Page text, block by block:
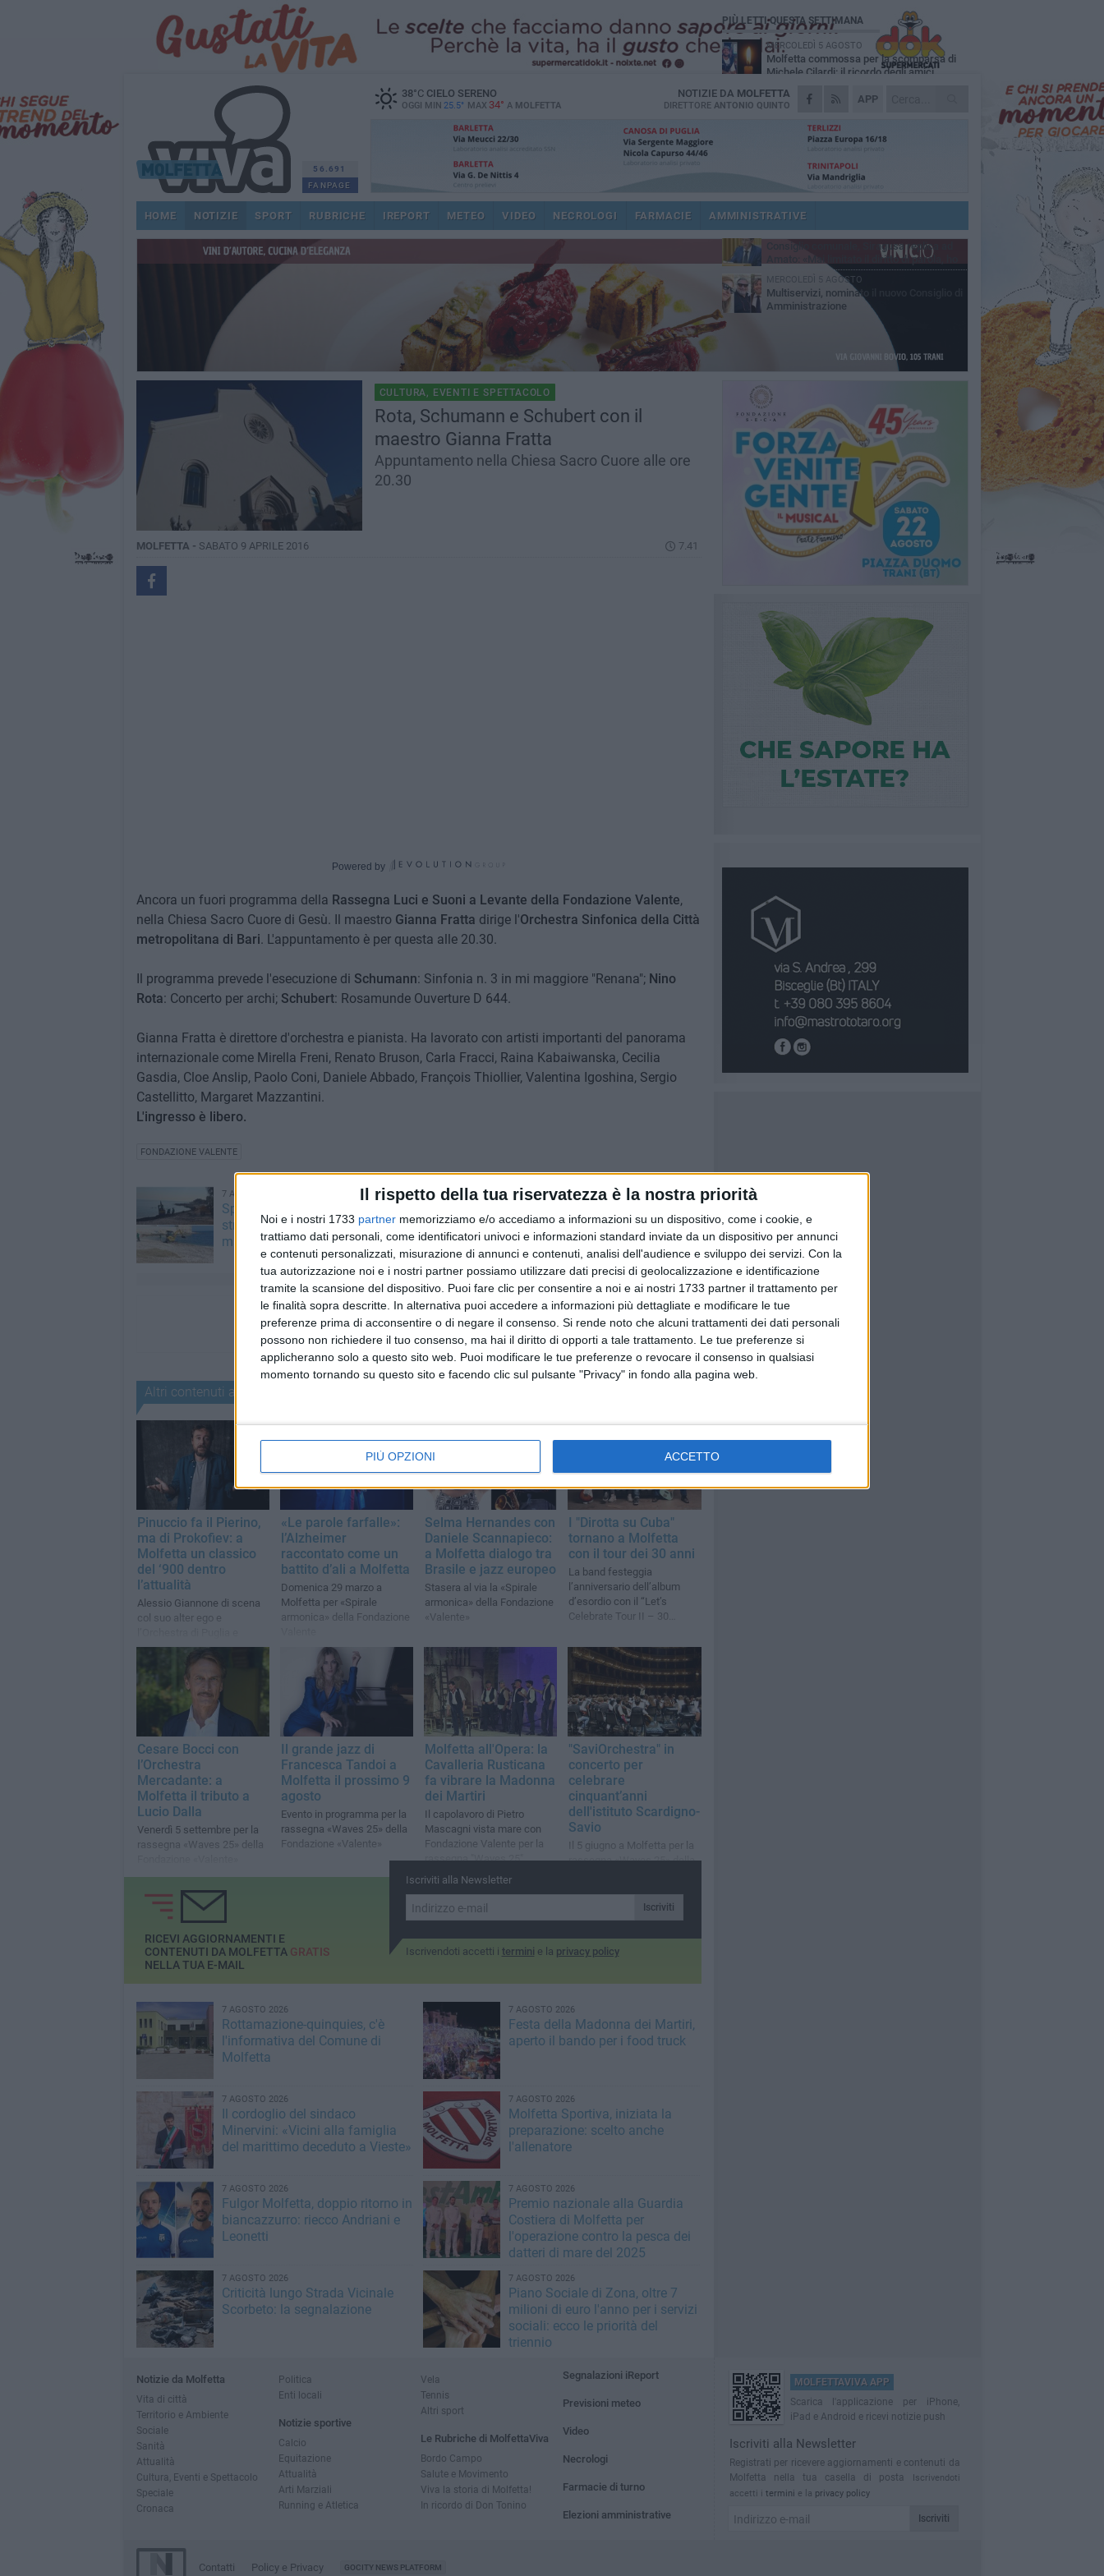
Il rispetto della tua riservatezza è la nostra priorità
Noi e i nostri 1733 partner memorizziamo e/o accediamo a informazioni su un dispositivo, come i cookie, e
trattiamo dati personali, come identificatori univoci e informazioni standard inviate da un dispositivo per annunci
e contenuti personalizzati, misurazione di annunci e contenuti, analisi dell'audience e sviluppo dei servizi. Con la
tua autorizzazione noi e i nostri partner possiamo utilizzare dati precisi di geolocalizzazione e identificazione
tramite la scansione del dispositivo. Puoi fare clic per consentire a noi e ai nostri 1733 partner il trattamento per
le finalità sopra descritte. In alternativa puoi accedere a informazioni più dettagliate e modificare le tue
preferenze prima di acconsentire o di negare il consenso. Si rende noto che alcuni trattamenti dei dati personali
possono non richiedere il tuo consenso, ma hai il diritto di opporti a tale trattamento. Le tue preferenze si
applicheranno solo a questo sito web. Puoi modificare le tue preferenze o revocare il consenso in qualsiasi
momento tornando su questo sito e facendo clic sul pulsante "Privacy" in fondo alla pagina web.
PIÙ OPZIONI ACCETTO
56.691
FANPAGE
38°CCIELO SERENO
OGGI MIN 25.5° MAX 34° A MOLFETTA
APP
NOTIZIE DA MOLFETTA
DIRETTORE ANTONIO QUINTO
HOME NOTIZIE SPORT RUBRICHE IREPORT METEO VIDEO NECROLOGI FARMACIE AMMINISTRATIVE
CULTURA, EVENTI E SPETTACOLO
Rota, Schumann e Schubert con il
maestro Gianna Fratta
Appuntamento nella Chiesa Sacro Cuore alle ore
20.30
MOLFETTA - SABATO 9 APRILE 2016 7.41
Powered by
Ancora un fuori programma della Rassegna Luci e Suoni a Levante della Fondazione Valente,
nella Chiesa Sacro Cuore di Gesù. Il maestro Gianna Fratta dirige l'Orchestra Sinfonica della Città
metropolitana di Bari. L'appuntamento è per questa alle 20.30.
Il programma prevede l'esecuzione di Schumann: Sinfonia n. 3 in mi maggiore "Renana"; Nino
Rota: Concerto per archi; Schubert: Rosamunde Ouverture D 644.
Gianna Fratta è direttore d'orchestra e pianista. Ha lavorato con artisti importanti del panorama
internazionale come Mirella Freni, Renato Bruson, Carla Fracci, Raina Kabaiwanska, Cecilia
Gasdia, Cloe Anslip, Paolo Coni, Daniele Abbado, François Thiollier, Valentina Igoshina, Sergio
Castellitto, Margaret Mazzantini.
L'ingresso è libero.
FONDAZIONE VALENTE
7 AGOSTO 2026
Spiagge libere, via alla pulizia
straordinaria a Molfetta dopo le
mareggiate
7 AGOSTO 2026
spessore: arrivano i molfettesi
Roselli, Cirillo e Caputi
Altri contenuti a tema
Pinuccio fa il Pierino,
ma di Prokofiev: a
Molfetta un classico
del ‘900 dentro
l’attualità
Alessio Giannone di scena
col suo alter ego e
Basilicata
«Le parole farfalle»:
l’Alzheimer
raccontato come un
battito d’ali a Molfetta
Domenica 29 marzo a
Molfetta per «Spirale
armonica» della Fondazione
Selma Hernandes con
Daniele Scannapieco:
a Molfetta dialogo tra
Brasile e jazz europeo
Stasera al via la «Spirale
armonica» della Fondazione
«Valente»
I "Dirotta su Cuba"
tornano a Molfetta
con il tour dei 30 anni
La band festeggia
l’anniversario dell’album
d’esordio con il “Let’s
Celebrate Tour II – 30
Cesare Bocci con
l’Orchestra
Mercadante: a
Molfetta il tributo a
Lucio Dalla
Venerdì 5 settembre per la
rassegna «Waves 25» della
Il grande jazz di
Francesca Tandoi a
Molfetta il prossimo 9
agosto
Evento in programma per la
rassegna «Waves 25» della
Fondazione «Valente»
Molfetta all'Opera: la
Cavalleria Rusticana
fa vibrare la Madonna
dei Martiri
Il capolavoro di Pietro
Mascagni vista mare con
Fondazione Valente per la
rassegna "Waves 25"
"SaviOrchestra" in
concerto per
celebrare
cinquant’anni
dell'istituto Scardigno-
Savio
Il 5 giugno a Molfetta per la
rassegna «Waves 25» della
Iscriviti alla Newsletter
Iscriviti
Iscrivendoti accetti i termini e la privacy policy
RICEVI AGGIORNAMENTI E
CONTENUTI DA MOLFETTA GRATIS
NELLA TUA E-MAIL
7 AGOSTO 2026
Rottamazione-quinquies, c'è
l'informativa del Comune di
Molfetta
7 AGOSTO 2026
Festa della Madonna dei Martiri,
aperto il bando per i food truck
7 AGOSTO 2026
Il cordoglio del sindaco
Minervini: «Vicini alla famiglia
del marittimo deceduto a Vieste»
7 AGOSTO 2026
Molfetta Sportiva, iniziata la
preparazione: scelto anche
l'allenatore
7 AGOSTO 2026
Fulgor Molfetta, doppio ritorno in
biancazzurro: riecco Andriani e
Leonetti
7 AGOSTO 2026
Premio nazionale alla Guardia
Costiera di Molfetta per
l'operazione contro la pesca dei
datteri di mare del 2025
7 AGOSTO 2026
Criticità lungo Strada Vicinale
Scorbeto: la segnalazione
7 AGOSTO 2026
Piano Sociale di Zona, oltre 7
milioni di euro l'anno per i servizi
sociali: ecco le priorità del
triennio
PIÙ LETTI QUESTA SETTIMANA
MERCOLEDÌ 5 AGOSTO
Molfetta commossa per la scomparsa di
Michele Cilardi: il ricordo degli amici
GIOVEDÌ 6 AGOSTO
Marittimo molfettese muore a bordo di un
SABATO 1 AGOSTO
accompagnatori per gli scuolabus:
pubblicato il bando
Molfetta piange Marta Maria Pisani, ultima
maestra della sartoria molfettese
SABATO 1 AGOSTO
Consiglio comunale, Siragusa replica ad
Amato: «Mai limitato il diritto di parola, ho
fatto rispettare il regolamento»
MERCOLEDÌ 5 AGOSTO
Multiservizi, nominato il nuovo Consiglio di
Amministrazione
Notizie da Molfetta
Vita di città
Territorio e Ambiente
Sociale
Sanità
Attualità
Cultura, Eventi e Spettacolo
Speciale
Cronaca
Politica
Enti locali
Notizie sportive
Calcio
Equitazione
Attualità
Arti Marziali
Running e Atletica
Vela
Tennis
Altri sport
Le Rubriche di MolfettaViva
Bordo Campo
Salute e Movimento
Viva la storia di Molfetta!
In ricordo di Don Tonino
Segnalazioni iReport
Previsioni meteo
Video
Necrologi
Farmacie di turno
Elezioni amministrative
MOLFETTAVIVA APP
Scarica l'applicazione per iPhone,
iPad e Android e ricevi notizie push
Iscriviti alla Newsletter
Registrati per ricevere aggiornamenti e contenuti da
Molfetta nella tua casella di posta
Iscrivendoti
accetti i termini e la privacy policy
Iscriviti
Contatti Policy e Privacy GOCITY NEWS PLATFORM